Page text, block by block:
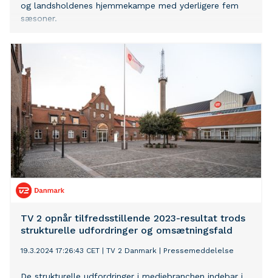
og landsholdenes hjemmekampe med yderligere fem
sæsoner.
TV 2 opnår tilfredsstillende 2023-resultat trods
strukturelle udfordringer og omsætningsfald
19.3.2024 17:26:43 CET TV 2 Danmark Pressemeddelelse